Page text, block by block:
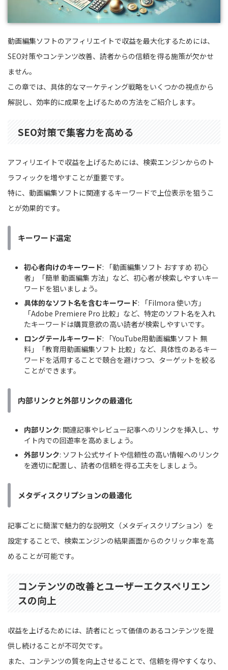
動画編集ソフトのアフィリエイトで収益を最大化するためには、
SEO対策やコンテンツ改善、読者からの信頼を得る施策が欠かせ
ません。
この章では、具体的なマーケティング戦略をいくつかの視点から
解説し、効率的に成果を上げるための方法をご紹介します。
SEO対策で集客力を高める
アフィリエイトで収益を上げるためには、検索エンジンからのト
ラフィックを増やすことが重要です。
特に、動画編集ソフトに関連するキーワードで上位表示を狙うこ
とが効果的です。
キーワード選定
初心者向けのキーワード: 「動画編集ソフト おすすめ 初心
者」「簡単 動画編集 方法」など、初心者が検索しやすいキー
ワードを狙いましょう。
具体的なソフト名を含むキーワード: 「Filmora 使い方」
「Adobe Premiere Pro 比較」など、特定のソフト名を入れ
たキーワードは購買意欲の高い読者が検索しやすいです。
ロングテールキーワード: 「YouTube用動画編集ソフト 無
料」「教育用動画編集ソフト 比較」など、具体性のあるキー
ワードを活用することで競合を避けつつ、ターゲットを絞る
ことができます。
内部リンクと外部リンクの最適化
内部リンク: 関連記事やレビュー記事へのリンクを挿入し、サ
イト内での回遊率を高めましょう。
外部リンク: ソフト公式サイトや信頼性の高い情報へのリンク
を適切に配置し、読者の信頼を得る工夫をしましょう。
メタディスクリプションの最適化
記事ごとに簡潔で魅力的な説明文（メタディスクリプション）を
設定することで、検索エンジンの結果画面からのクリック率を高
めることが可能です。
コンテンツの改善とユーザーエクスペリエン
スの向上
収益を上げるためには、読者にとって価値のあるコンテンツを提
供し続けることが不可欠です。
また、コンテンツの質を向上させることで、信頼を得やすくなり、